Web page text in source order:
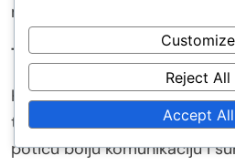
može pružiti konkurentsku
Tim kemija
Kemija tima kritična je
turniru. Jaki međuljudski
potiču bolju komunikaciju i
Customize
Reject All
Accept All